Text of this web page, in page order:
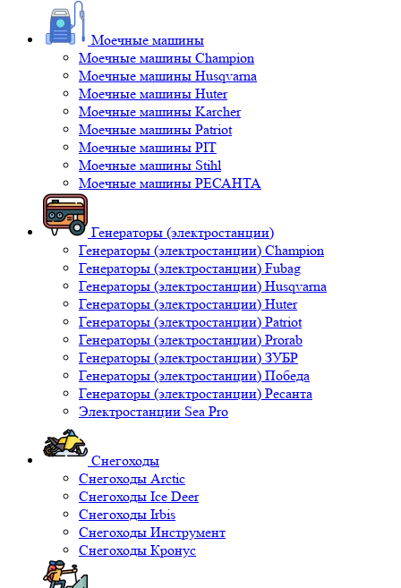
Моечные машины
Моечные машины Champion
Моечные машины Husqvarna
Моечные машины Huter
Моечные машины Karcher
Моечные машины Patriot
Моечные машины PIT
Моечные машины Stihl
Моечные машины РЕСАНТА
Генераторы (электростанции)
Генераторы (электростанции) Champion
Генераторы (электростанции) Fubag
Генераторы (электростанции) Husqvarna
Генераторы (электростанции) Huter
Генераторы (электростанции) Patriot
Генераторы (электростанции) Prorab
Генераторы (электростанции) ЗУБР
Генераторы (электростанции) Победа
Генераторы (электростанции) Ресанта
Электростанции Sea Pro
Снегоходы
Снегоходы Arctic
Снегоходы Ice Deer
Снегоходы Irbis
Снегоходы Инструмент
Снегоходы Кронус